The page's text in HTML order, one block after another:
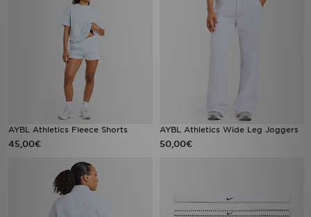
AYBL Athletics Fleece Shorts
45,00€
AYBL Athletics Wide Leg Joggers
50,00€